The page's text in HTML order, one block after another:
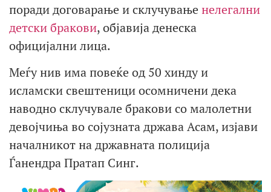
поради договарање и склучување нелегални
детски бракови, објавија денеска
официјални лица.
Меѓу нив има повеќе од 50 хинду и
исламски свештеници осомничени дека
наводно склучувале бракови со малолетни
девојчиња во сојузната држава Асам, изјави
началникот на државната полиција
Ѓанендра Пратап Синг.